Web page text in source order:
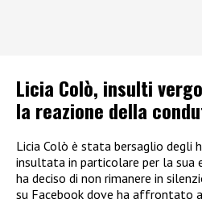
Licia Colò, insulti
la reazione della
Licia Colò è stata bersaglio degli
insultata in particolare per la sua
ha deciso di non rimanere in
su Facebook dove ha affrontato